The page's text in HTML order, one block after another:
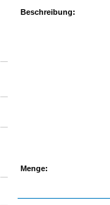
Beschreibung:
Menge: